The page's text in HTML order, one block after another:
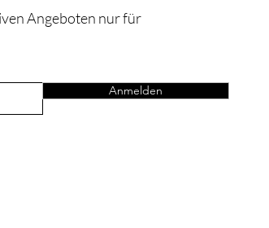
Angeboten nur für
Anmelden